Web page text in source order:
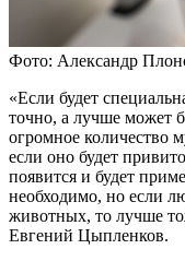
Фото: Александр
«Если будет
точно, а лучше может
огромное количество
если оно будет
появится и будет
необходимо, но если
животных, то лучше
Евгений Цыпленков.